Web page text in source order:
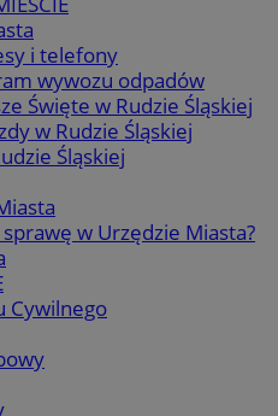
i telefony
wywozu odpadów
Święte w Rudzie Śląskiej
w Rudzie Śląskiej
Śląskiej
sprawę w Urzędzie Miasta?
Cywilnego